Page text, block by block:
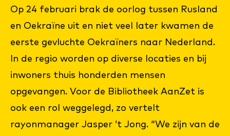
Op 24 februari brak de oorlog tussen Rusland
en Oekraïne uit en niet veel later kwamen de
eerste gevluchte Oekraïners naar Nederland.
In de regio worden op diverse locaties en bij
inwoners thuis honderden mensen
opgevangen. Voor de Bibliotheek AanZet is
ook een rol weggelegd, zo vertelt
rayonmanager Jasper ’t Jong. “We zijn van de